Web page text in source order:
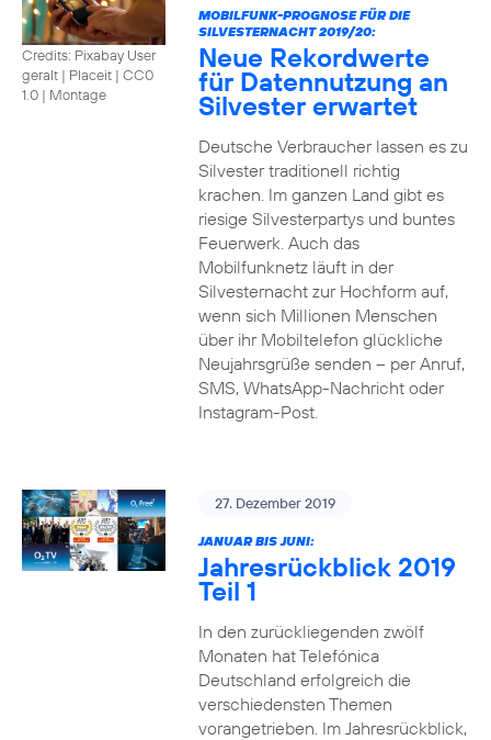
Credits: Pixabay User
geralt | Placeit | CC0
1.0 | Montage
MOBILFUNK-PROGNOSE FÜR DIE
SILVESTERNACHT 2019/20:
Neue Rekordwerte
für Datennutzung an
Silvester erwartet
Deutsche Verbraucher lassen es zu
Silvester traditionell richtig
krachen. Im ganzen Land gibt es
riesige Silvesterpartys und buntes
Feuerwerk. Auch das
Mobilfunknetz läuft in der
Silvesternacht zur Hochform auf,
wenn sich Millionen Menschen
über ihr Mobiltelefon glückliche
Neujahrsgrüße senden – per Anruf,
SMS, WhatsApp-Nachricht oder
Instagram-Post.
27. Dezember 2019
JANUAR BIS JUNI:
Jahresrückblick 2019
Teil 1
In den zurückliegenden zwölf
Monaten hat Telefónica
Deutschland erfolgreich die
verschiedensten Themen
vorangetrieben. Im Jahresrückblick,